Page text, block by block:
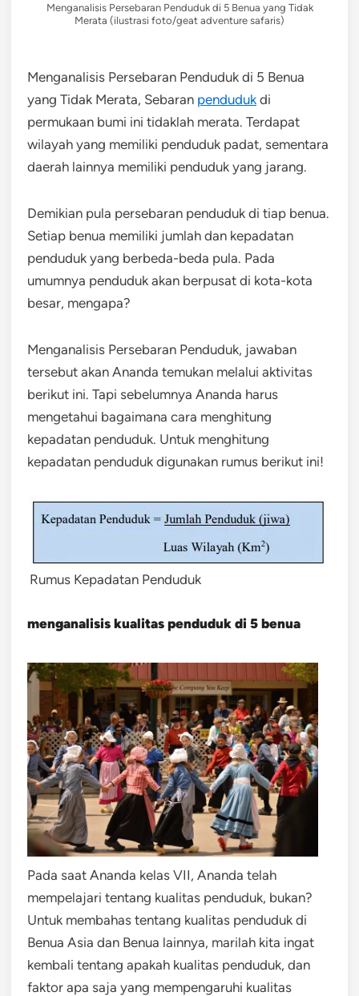
Menganalisis Persebaran Penduduk di 5 Benua yang Tidak
Merata (ilustrasi foto/geat adventure safaris)
Menganalisis Persebaran Penduduk di 5 Benua
yang Tidak Merata, Sebaran penduduk di
permukaan bumi ini tidaklah merata. Terdapat
wilayah yang memiliki penduduk padat, sementara
daerah lainnya memiliki penduduk yang jarang.
Demikian pula persebaran penduduk di tiap benua.
Setiap benua memiliki jumlah dan kepadatan
penduduk yang berbeda-beda pula. Pada
umumnya penduduk akan berpusat di kota-kota
besar, mengapa?
Menganalisis Persebaran Penduduk, jawaban
tersebut akan Ananda temukan melalui aktivitas
berikut ini. Tapi sebelumnya Ananda harus
mengetahui bagaimana cara menghitung
kepadatan penduduk. Untuk menghitung
kepadatan penduduk digunakan rumus berikut ini!
Rumus Kepadatan Penduduk
menganalisis kualitas penduduk di 5 benua
Pada saat Ananda kelas VII, Ananda telah
mempelajari tentang kualitas penduduk, bukan?
Untuk membahas tentang kualitas penduduk di
Benua Asia dan Benua lainnya, marilah kita ingat
kembali tentang apakah kualitas penduduk, dan
faktor apa saja yang mempengaruhi kualitas